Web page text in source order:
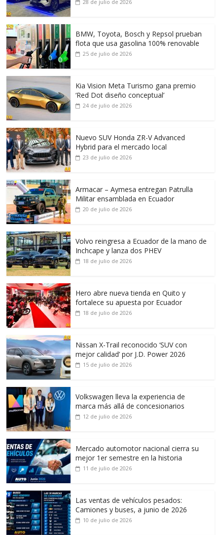
28 de julio de 2026
BMW, Toyota, Bosch y Repsol prueban
flota que usa gasolina 100% renovable
25 de julio de 2026
Kia Vision Meta Turismo gana premio
‘Red Dot diseño conceptual’
24 de julio de 2026
Nuevo SUV Honda ZR-V Advanced
Hybrid para el mercado local
23 de julio de 2026
Armacar – Aymesa entregan Patrulla
Militar ensamblada en Ecuador
20 de julio de 2026
Volvo reingresa a Ecuador de la mano de
Inchcape y lanza dos PHEV
18 de julio de 2026
Hero abre nueva tienda en Quito y
fortalece su apuesta por Ecuador
18 de julio de 2026
Nissan X-Trail reconocido ‘SUV con
mejor calidad’ por J.D. Power 2026
15 de julio de 2026
Volkswagen lleva la experiencia de
marca más allá de concesionarios
12 de julio de 2026
Mercado automotor nacional cierra su
mejor 1er semestre en la historia
11 de julio de 2026
Las ventas de vehículos pesados:
Camiones y buses, a junio de 2026
10 de julio de 2026